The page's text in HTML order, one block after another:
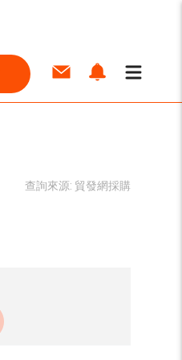
查詢來源: 貿發網採購